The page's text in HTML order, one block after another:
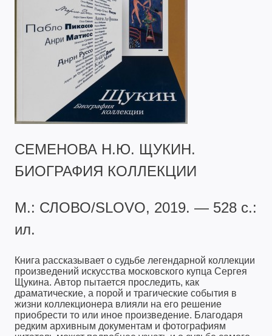
СЕМЕНОВА Н.Ю. ЩУКИН.
БИОГРАФИЯ КОЛЛЕКЦИИ
М.: СЛОВО/SLOVO, 2019. — 528 с.:
ил.
Книга рассказывает о судьбе легендарной коллекции
произведений искусства московского купца Сергея
Щукина. Автор пытается проследить, как
драматические, а порой и трагические события в
жизни коллекционера влияли на его решение
приобрести то или иное произведение. Благодаря
редким архивным документам и фотографиям